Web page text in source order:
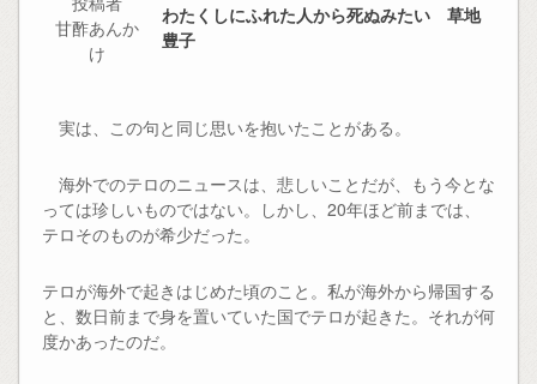
甘酢あんか
け
わたくしにふれた人から死ぬみたい 草地
豊子
実は、この句と同じ思いを抱いたことがある。
海外でのテロのニュースは、悲しいことだが、もう今とな
っては珍しいものではない。しかし、20年ほど前までは、
テロそのものが希少だった。
テロが海外で起きはじめた頃のこと。私が海外から帰国する
と、数日前まで身を置いていた国でテロが起きた。それが何
度かあったのだ。